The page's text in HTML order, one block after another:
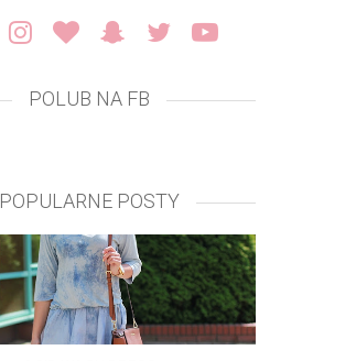
POLUB NA FB
POPULARNE POSTY